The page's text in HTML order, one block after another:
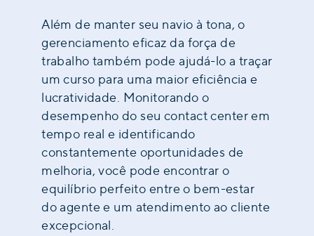
Além de manter seu navio à tona, o
gerenciamento eficaz da força de
trabalho também pode ajudá-lo a traçar
um curso para uma maior eficiência e
lucratividade. Monitorando o
desempenho do seu contact center em
tempo real e identificando
constantemente oportunidades de
melhoria, você pode encontrar o
equilíbrio perfeito entre o bem-estar
do agente e um atendimento ao cliente
excepcional.